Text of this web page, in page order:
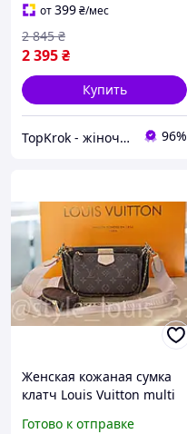
от399₴/мес
2 395₴
2 845 ₴
Купить
TopKrok - жіноче та чоловіче взуття, жіночі сумки та верхній одяг 96%
Женская кожаная сумка
клатч Louis Vuitton multi
Готово к отправке